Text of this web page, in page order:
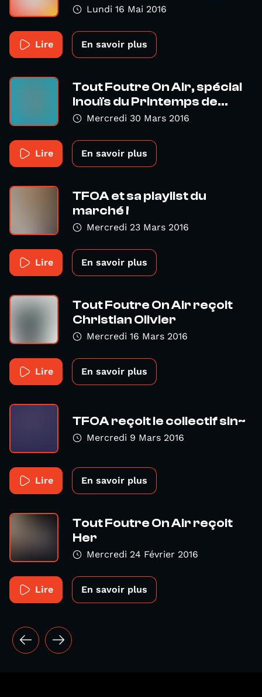
Lundi 16 Mai 2016
Lire En savoir plus
Tout Foutre On Air, spécial
Inouïs du Printemps de...
Mercredi 30 Mars 2016
Lire En savoir plus
TFOA et sa playlist du
marché !
Mercredi 23 Mars 2016
Lire En savoir plus
Tout Foutre On Air reçoit
Christian Olivier
Mercredi 16 Mars 2016
Lire En savoir plus
TFOA reçoit le collectif sin~
Mercredi 9 Mars 2016
Lire En savoir plus
Tout Foutre On Air reçoit
Her
Mercredi 24 Février 2016
Lire En savoir plus